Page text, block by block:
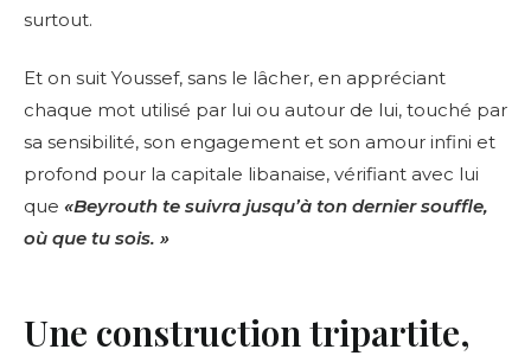
surtout.
Et on suit Youssef, sans le lâcher, en appréciant
chaque mot utilisé par lui ou autour de lui, touché par
sa sensibilité, son engagement et son amour infini et
profond pour la capitale libanaise, vérifiant avec lui
que «Beyrouth te suivra jusqu’à ton dernier souffle,
où que tu sois. »
Une construction tripartite,